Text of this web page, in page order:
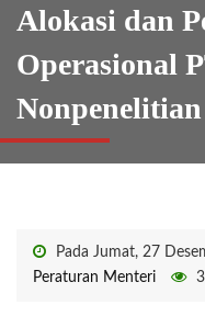
Alokasi dan
Operasional
Nonpenelitian
Pada Jumat, 27
Peraturan Menteri